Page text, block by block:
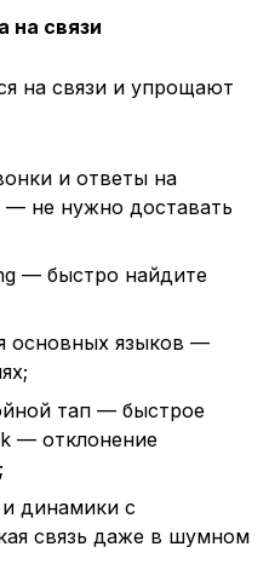
на связи
на связи и упрощают
и ответы на
— не нужно доставать
— быстро найдите
основных языков —
тап — быстрое
— отклонение
динамики с
связь даже в шумном